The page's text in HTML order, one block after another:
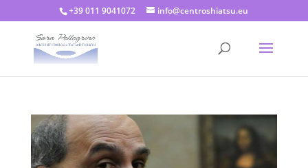
+39 011 9041072 info@centroshiatsu.eu